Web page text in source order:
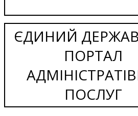
ЄДИНИЙ
ПОРТАЛ
ПОСЛУГ